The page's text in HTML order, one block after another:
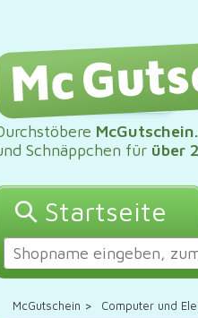
Schnäppchen für über
Startseite
McGutschein > Computer und